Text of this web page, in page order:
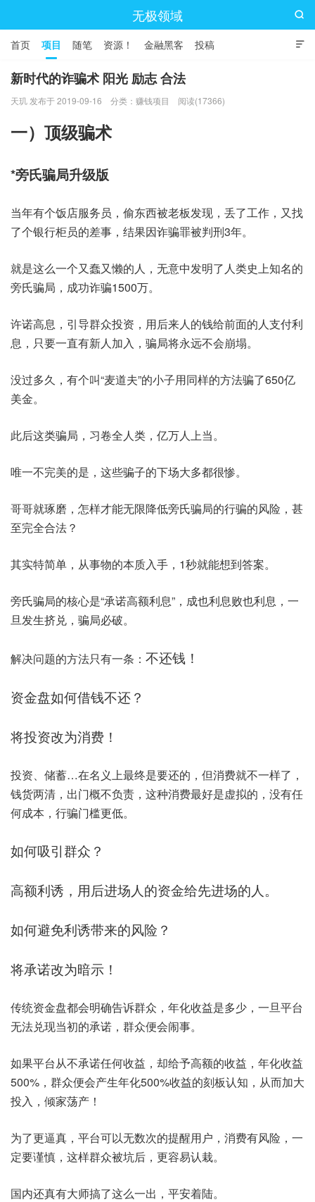
无极领域

首页 项目 随笔 资源！ 金融黑客 投稿

新时代的诈骗术 阳光 励志 合法
天玑 发布于 2019-09-16 分类： 赚钱项目 阅读(17366)
一）顶级骗术
*旁氏骗局升级版
当年有个饭店服务员，偷东西被老板发现，丢了工作，又找
了个银行柜员的差事，结果因诈骗罪被判刑3年。
就是这么一个又蠢又懒的人，无意中发明了人类史上知名的
旁氏骗局，成功诈骗1500万。
许诺高息，引导群众投资，用后来人的钱给前面的人支付利
息，只要一直有新人加入，骗局将永远不会崩塌。
没过多久，有个叫“麦道夫”的小子用同样的方法骗了650亿
美金。
此后这类骗局，习卷全人类，亿万人上当。
唯一不完美的是，这些骗子的下场大多都很惨。
哥哥就琢磨，怎样才能无限降低旁氏骗局的行骗的风险，甚
至完全合法？
其实特简单，从事物的本质入手，1秒就能想到答案。
旁氏骗局的核心是“承诺高额利息”，成也利息败也利息，一
旦发生挤兑，骗局必破。
解决问题的方法只有一条： 不还钱！
资金盘如何借钱不还？
将投资改为消费！
投资、储蓄…在名义上最终是要还的，但消费就不一样了，
钱货两清，出门概不负责，这种消费最好是虚拟的，没有任
何成本，行骗门槛更低。
如何吸引群众？
高额利诱，用后进场人的资金给先进场的人。
如何避免利诱带来的风险？
将承诺改为暗示！
传统资金盘都会明确告诉群众，年化收益是多少，一旦平台
无法兑现当初的承诺，群众便会闹事。
如果平台从不承诺任何收益，却给予高额的收益，年化收益
500%，群众便会产生年化500%收益的刻板认知，从而加大
投入，倾家荡产！
为了更逼真，平台可以无数次的提醒用户，消费有风险，一
定要谨慎，这样群众被坑后，更容易认栽。
国内还真有大师搞了这么一出，平安着陆。